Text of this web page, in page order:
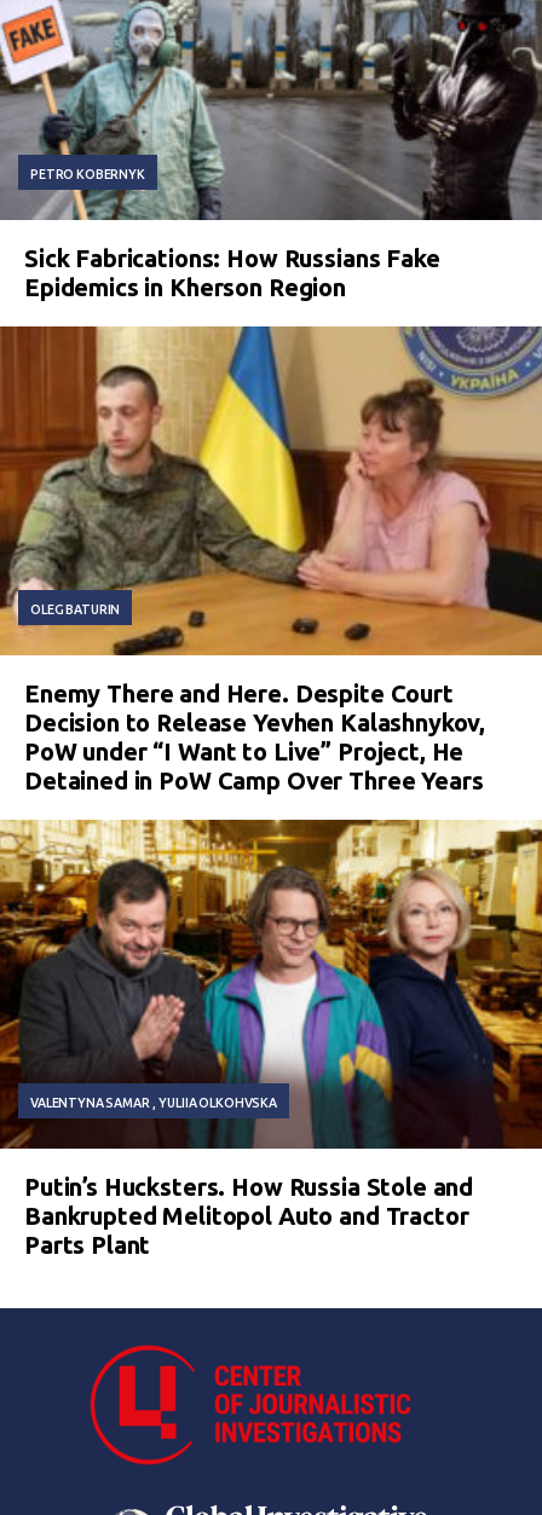
PETRO KOBERNYK
Sick Fabrications: How Russians Fake
Epidemics in Kherson Region
OLEG BATURIN
Enemy There and Here. Despite Court
Decision to Release Yevhen Kalashnykov,
PoW under “I Want to Live” Project, He
Detained in PoW Camp Over Three Years
VALENTYNA SAMAR YULIIA OLKOHVSKA
Putin’s Hucksters. How Russia Stole and
Bankrupted Melitopol Auto and Tractor
Parts Plant